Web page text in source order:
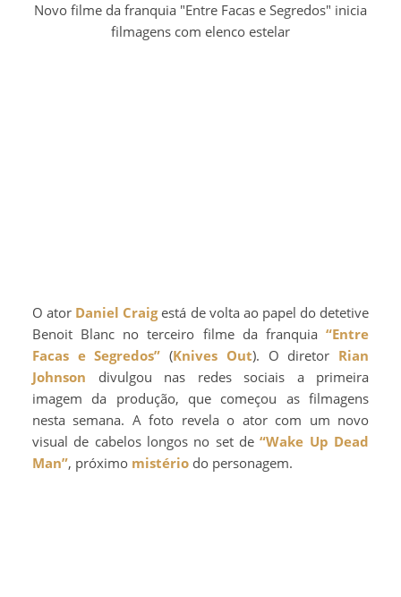
Novo filme da franquia "Entre Facas e Segredos" inicia
filmagens com elenco estelar
O ator Daniel Craigestá de volta ao papel do detetive
Benoit Blanc no terceiro filme da franquia “Entre
Facas e Segredos” (Knives Out). O diretor Rian
Johnson divulgou nas redes sociais a primeira
imagem da produção, que começou as filmagens
nesta semana. A foto revela o ator com um novo
visual de cabelos longos no set de“Wake Up Dead
Man”, próximo mistério do personagem.